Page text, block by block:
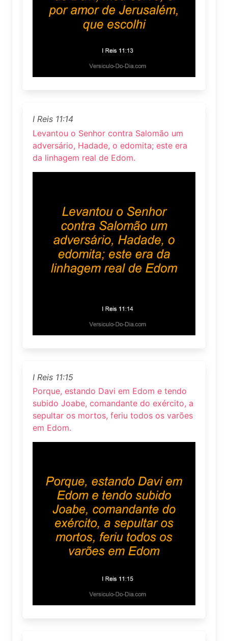
I Reis 11:14
Levantou o Senhor contra Salomão um
adversário, Hadade, o edomita; este era
da linhagem real de Edom.
I Reis 11:15
Porque, estando Davi em Edom e tendo
subido Joabe, comandante do exército, a
sepultar os mortos, feriu todos os varões
em Edom.